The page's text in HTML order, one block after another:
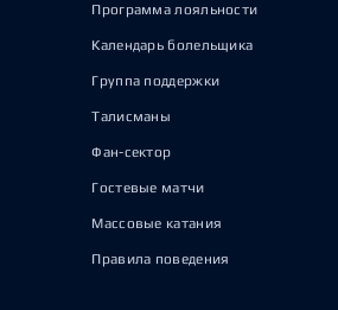
Программа лояльности
Календарь болельщика
Группа поддержки
Талисманы
Фан-сектор
Гостевые матчи
Массовые катания
Правила поведения